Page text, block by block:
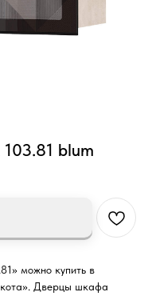
blum
можно купить в
Дверцы шкафа